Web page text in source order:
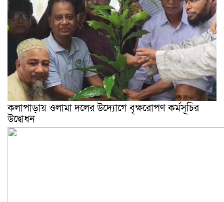
কলাপাড়ায় ওলামা দলের উদ্যোগে বৃক্ষরোপণ কর্মসূচির
উদ্বোধন